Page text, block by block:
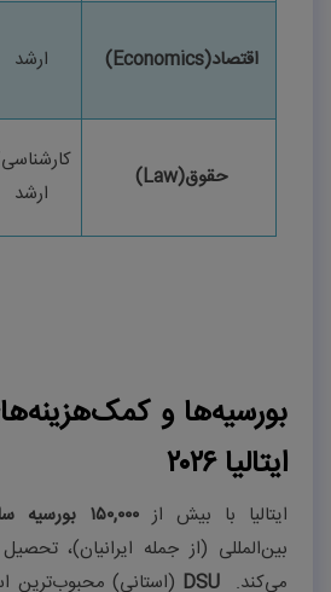
اقتصاد(Economics) ارشد
حقوق(Law)
ارشد
بورسیه‌ها و
ایتالیا ۲۰۲۶
ایتالیا با بیش از۱۵۰,۰۰۰ بورسیه
بین‌المللی (از جمله ایرانیان)،
می‌کند.
DSU (استانی)